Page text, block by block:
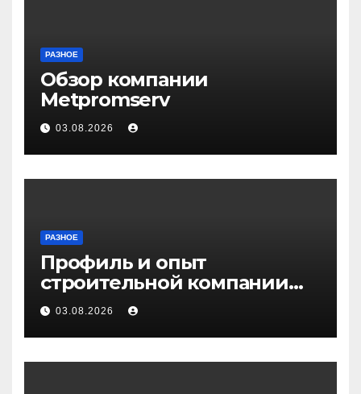
РАЗНОЕ
Обзор компании
Metpromserv
03.08.2026
РАЗНОЕ
Профиль и опыт
строительной компании
Медичи
03.08.2026